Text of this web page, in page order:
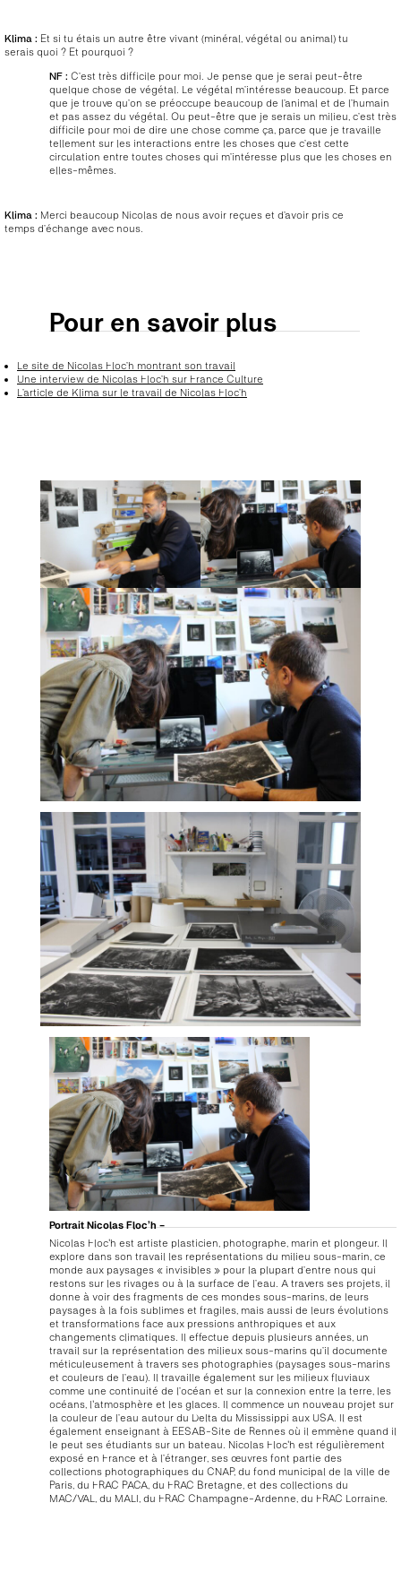
Klima : Et si tu étais un autre être vivant (minéral, végétal ou animal) tu
serais quoi ? Et pourquoi ?
NF : C’est très difficile pour moi. Je pense que je serai peut-être
quelque chose de végétal. Le végétal m’intéresse beaucoup. Et parce
que je trouve qu’on se préoccupe beaucoup de l’animal et de l’humain
et pas assez du végétal. Ou peut-être que je serais un milieu, c’est très
difficile pour moi de dire une chose comme ça, parce que je travaille
tellement sur les interactions entre les choses que c’est cette
circulation entre toutes choses qui m’intéresse plus que les choses en
elles-mêmes.
Klima : Merci beaucoup Nicolas de nous avoir reçues et d’avoir pris ce
temps d’échange avec nous.
Pour en savoir plus
Le site de Nicolas Floc’h montrant son travail
Une interview de Nicolas Floc’h sur France Culture
L’article de Klima sur le travail de Nicolas Floc’h
Portrait Nicolas Floc’h -
Nicolas Floc'h est artiste plasticien, photographe, marin et plongeur. Il
explore dans son travail les représentations du milieu sous-marin, ce
monde aux paysages « invisibles » pour la plupart d’entre nous qui
restons sur les rivages ou à la surface de l’eau. A travers ses projets, il
donne à voir des fragments de ces mondes sous-marins, de leurs
paysages à la fois sublimes et fragiles, mais aussi de leurs évolutions
et transformations face aux pressions anthropiques et aux
changements climatiques. Il effectue depuis plusieurs années, un
travail sur la représentation des milieux sous-marins qu’il documente
méticuleusement à travers ses photographies (paysages sous-marins
et couleurs de l’eau). Il travaille également sur les milieux fluviaux
comme une continuité de l’océan et sur la connexion entre la terre, les
océans, l'atmosphère et les glaces. Il commence un nouveau projet sur
la couleur de l’eau autour du Delta du Mississippi aux USA. Il est
également enseignant à EESAB-Site de Rennes où il emmène quand il
le peut ses étudiants sur un bateau. Nicolas Floc'h est régulièrement
exposé en France et à l’étranger, ses œuvres font partie des
collections photographiques du CNAP, du fond municipal de la ville de
Paris, du FRAC PACA, du FRAC Bretagne, et des collections du
MAC/VAL, du MALI, du FRAC Champagne-Ardenne, du FRAC Lorraine.